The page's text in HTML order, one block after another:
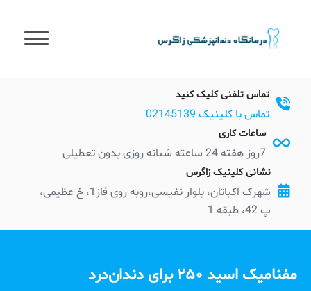
content
تماس تلفنی کلیک کنید
تماس با کلینیک 02145139
ساعات کاری
7روز هفته 24 ساعته شبانه روزی بدون تعطیلی
نشانی کلینیک زاگرس
شهرک اکباتان، بلوار نفیسی،روبه روی فاز1، خ عظیمی،
پ 42، طبقه 1
مفنامیک اسید ۲۵۰ برای دندان‌درد